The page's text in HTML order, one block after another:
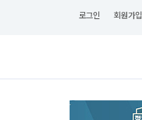
로그인 회원가입